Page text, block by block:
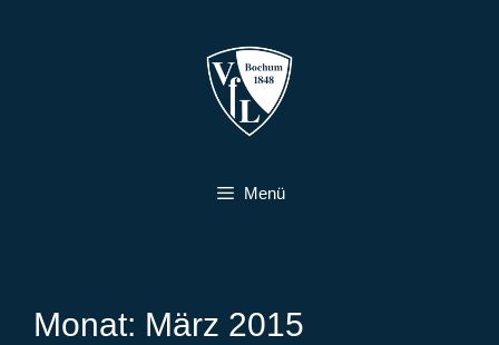
Menü
Monat: März 2015